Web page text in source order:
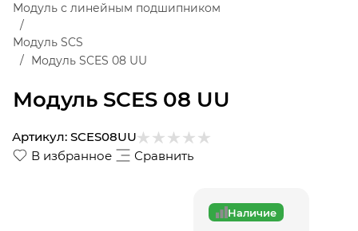
Модуль SCES 08 UU
Модуль с линейным подшипником
Модуль SCS
Модуль SCES 08 UU
В избранное Сравнить
Артикул: SCES08UU
Наличие